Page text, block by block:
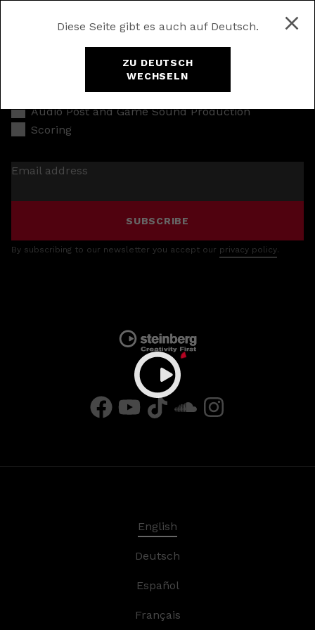
Diese Seite gibt es auch auf Deutsch.
ZU DEUTSCH
WECHSELN
Music Production
Audio Post and Game Sound Production
Scoring
Email address
SUBSCRIBE
By subscribing to our newsletter you accept our privacy policy.
English
Deutsch
Español
Français